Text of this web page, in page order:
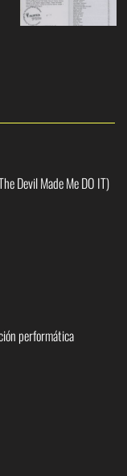
Devil Made Me DO IT)
performática